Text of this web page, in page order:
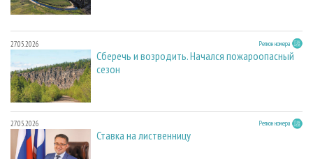
27.05.2026 Регион номера
Сберечь и возродить. Начался пожароопасный
сезон
27.05.2026 Регион номера
Ставка на лиственницу